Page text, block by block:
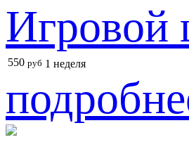
Игровой
550 руб 1 неделя